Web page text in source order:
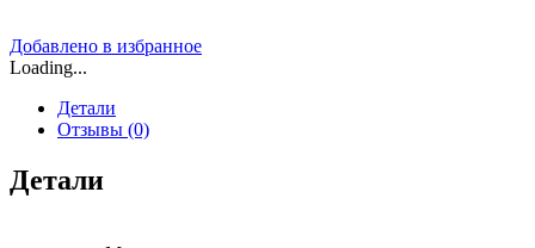
Добавлено в избранное
Loading...
Детали
Отзывы (0)
Детали